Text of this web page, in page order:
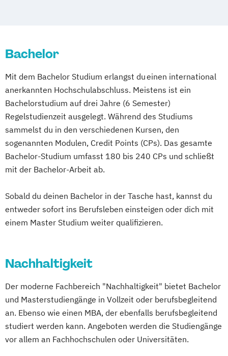
Film & Motion Design (EN)
Television and Digital Narratives (EN)
Fotografie (EN)
Gesundheitsmanagement und
Sozialmanagement
Healthcare Management (EN)
Illustration (DE/EN)
Industry 4.0: Automation
Information Technology (EN)
International Business Administration (EN)
International Business and Leadership (EN)
Internationales Hotelmanagement
Internationales Tourismus- und
Eventmanagement
Kommunikationsdesign (DE/EN)
Elektrische und hybride Antriebe
Elektrotechnik
Energieerzeugung aus Biomasse
Energieingenieurwesen
Energiespeichertechnik
Energieverfahrenstechnik
Energiewirtschaft und -management
Engineering Management
Game Development
Gestaltung interaktiver Systeme
IT-Sicherheit
Industriedesign
Kunststofftechnik
Lebensmittelverfahrenstechnik
Leit- und Sicherungstechnik
Maschinenbau
Materials Science
BWL - Unternehmensführung
BWL – International Management
BWL – Nachhaltigkeitsmanagement
BWL – Pflegemanagement
Bauingenieurwesen
Betriebswirtschaftslehre
Digitale Transformation
E-Commerce
Elektrotechnik Food Management
Immobilienwirtschaft Informatik
Kindheitspädagogik Marketing
Mediendesign Online Marketing
Soziale Arbeit Tourismusmanagement
Wirtschaftsinformatik
Wirtschaftsingenieurwesen Indsutrie 4.0
Wirtschaftsingenieurwesen Management
Wirtschaftspsychologie
Bachelor
Mit dem Bachelor Studium erlangst du einen international
anerkannten Hochschulabschluss. Meistens ist ein
Bachelorstudium auf drei Jahre (6 Semester)
Regelstudienzeit ausgelegt. Während des Studiums
sammelst du in den verschiedenen Kursen, den
sogenannten Modulen, Credit Points (CPs). Das gesamte
Bachelor-Studium umfasst 180 bis 240 CPs und schließt
mit der Bachelor-Arbeit ab.
Sobald du deinen Bachelor in der Tasche hast, kannst du
entweder sofort ins Berufsleben einsteigen oder dich mit
einem Master Studium weiter qualifizieren.
Nachhaltigkeit
Der moderne Fachbereich "Nachhaltigkeit" bietet Bachelor
und Masterstudiengänge in Vollzeit oder berufsbegleitend
an. Ebenso wie einen MBA, der ebenfalls berufsbegleitend
studiert werden kann. Angeboten werden die Studiengänge
vor allem an Fachhochschulen oder Universitäten.